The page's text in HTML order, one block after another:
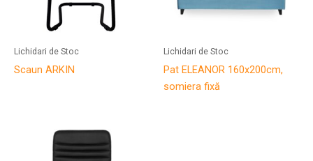
Lichidari de Stoc
Scaun ARKIN
Lichidari de Stoc
Pat ELEANOR 160x200cm,
somiera fixă